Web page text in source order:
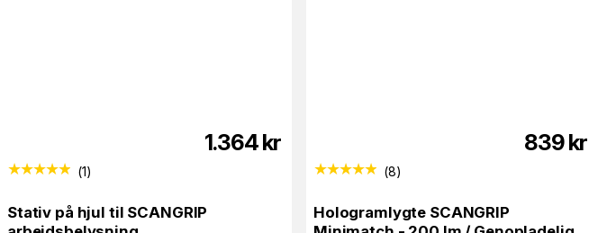
1.364kr
(1)
Stativ på hjul til SCANGRIP
839kr
(8)
Hologramlygte SCANGRIP